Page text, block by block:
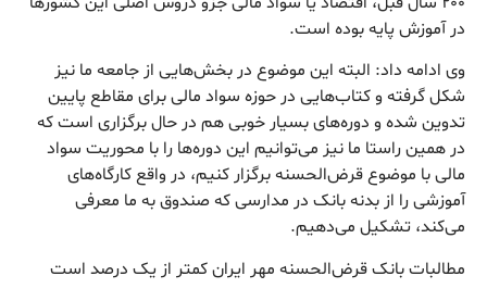
در آموزش پایه بوده است.
وی ادامه داد: البته این موضوع در بخش‌هایی از جامعه ما نیز
شکل گرفته و کتاب‌هایی در حوزه سواد مالی برای مقاطع پایین
تدوین شده و دوره‌های بسیار خوبی هم در حال برگزاری است که
در همین راستا ما نیز می‌توانیم این دوره‌ها را با محوریت سواد
مالی با موضوع قرض‌الحسنه برگزار کنیم، در واقع کارگاه‌های
آموزشی را از بدنه بانک در مدارسی که صندوق به ما معرفی
می‌کند، تشکیل می‌دهیم.
مطالبات بانک قرض‌الحسنه مهر ایران کمتر از یک درصد است